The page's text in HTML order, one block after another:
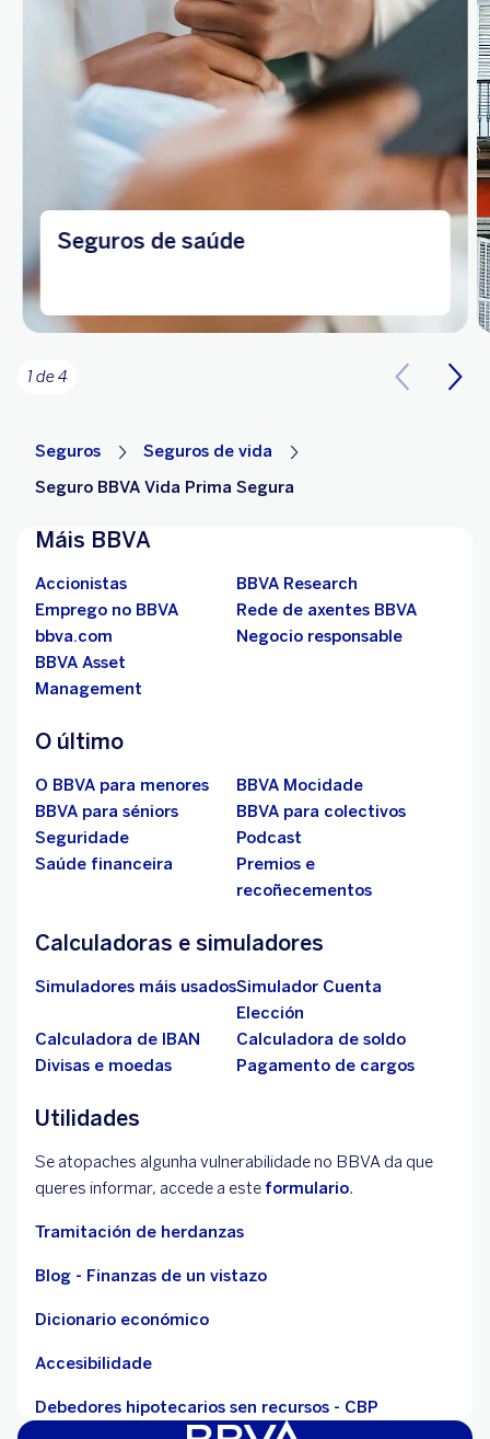
Seguros de saúde
1 de 4
Seguros
Seguros de vida
Seguro BBVA Vida Prima Segura
Máis BBVA
Accionistas
BBVA Research
Emprego no BBVA
Rede de axentes BBVA
bbva.com
Negocio responsable
BBVA Asset
Management
O último
O BBVA para menores
BBVA Mocidade
BBVA para séniors
BBVA para colectivos
Seguridade
Podcast
Saúde financeira
Premios e
recoñecementos
Calculadoras e simuladores
Simuladores máis usadosSimulador Cuenta
Elección
Calculadora de IBAN
Calculadora de soldo
Divisas e moedas
Pagamento de cargos
Utilidades
Se atopaches algunha vulnerabilidade no BBVA da que
queres informar, accede a este formulario.
Tramitación de herdanzas
Blog - Finanzas de un vistazo
Dicionario económico
Accesibilidade
Debedores hipotecarios sen recursos - CBP